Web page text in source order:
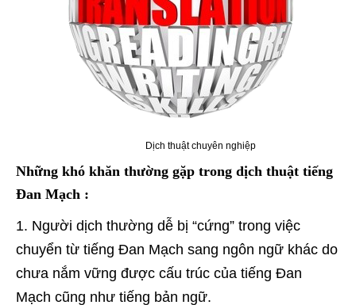
Dịch thuật chuyên nghiệp
Những khó khăn thường gặp trong dịch thuật tiếng
Đan Mạch :
Người dịch thường dễ bị “cứng” trong việc
chuyển từ tiếng Đan Mạch sang ngôn ngữ khác do
chưa nắm vững được cấu trúc của tiếng Đan
Mạch cũng như tiếng bản ngữ.